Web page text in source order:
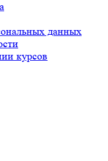
данных
курсов